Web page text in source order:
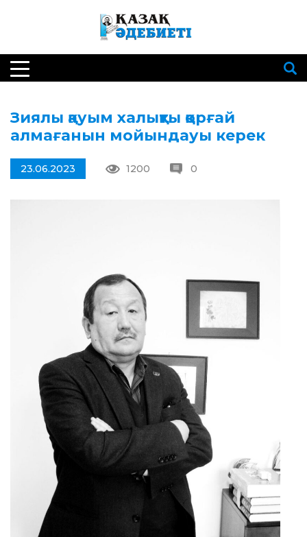
Зиялы қауым халықты қорғай
алмағанын мойындауы керек
23.06.2023 1200 0